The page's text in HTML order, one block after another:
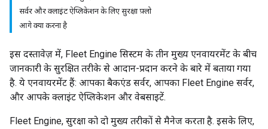
सर्वर और क्लाइंट ऐप्लिकेशन के लिए सुरक्षा फ़्लो
आगे क्या करना है
इस दस्तावेज़ में, Fleet Engine सिस्टम के तीन मुख्य एनवायरमेंट के बीच
जानकारी के सुरक्षित तरीके से आदान-प्रदान करने के बारे में बताया गया
है. ये एनवायरमेंट हैं: आपका बैकएंड सर्वर, आपका Fleet Engine सर्वर,
और आपके क्लाइंट ऐप्लिकेशन और वेबसाइटें.
Fleet Engine, सुरक्षा को दो मुख्य तरीकों से मैनेज करता है. इसके लिए,